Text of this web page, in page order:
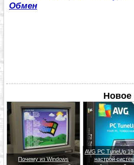
Обмен
Новое
Почему из Windows
AVG PC TuneUp
настрой